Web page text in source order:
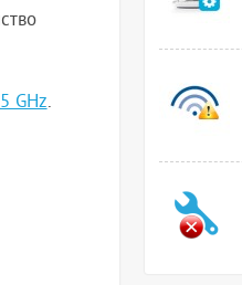
GHz.